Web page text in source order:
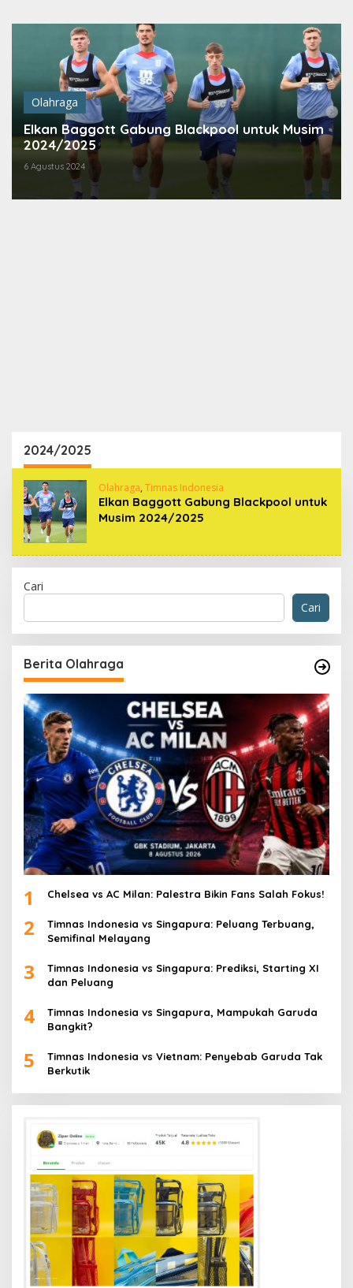
Olahraga
Elkan Baggott Gabung Blackpool untuk Musim
2024/2025
6 Agustus 2024
2024/2025
Olahraga, Timnas Indonesia
Elkan Baggott Gabung Blackpool untuk
Musim 2024/2025
Cari
Cari
Berita Olahraga
1 Chelsea vs AC Milan: Palestra Bikin Fans Salah Fokus!
2
Timnas Indonesia vs Singapura: Peluang Terbuang,
Semifinal Melayang
3
Timnas Indonesia vs Singapura: Prediksi, Starting XI
dan Peluang
4
Timnas Indonesia vs Singapura, Mampukah Garuda
Bangkit?
5
Timnas Indonesia vs Vietnam: Penyebab Garuda Tak
Berkutik